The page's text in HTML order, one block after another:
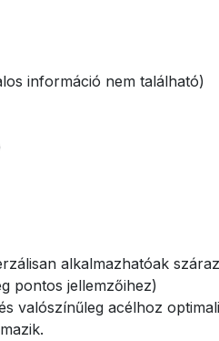
információ nem található)
alkalmazhatóak
pontos jellemzőihez)
valószínűleg acélhoz